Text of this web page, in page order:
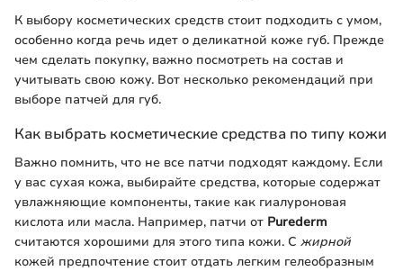
К выбору косметических средств стоит подходить с умом,
особенно когда речь идет о деликатной коже губ. Прежде
чем сделать покупку, важно посмотреть на состав и
учитывать свою кожу. Вот несколько рекомендаций при
выборе патчей для губ.
Как выбрать косметические средства по типу кожи
Важно помнить, что не все патчи подходят каждому. Если
у вас сухая кожа, выбирайте средства, которые содержат
увлажняющие компоненты, такие как гиалуроновая
кислота или масла. Например, патчи от Purederm
считаются хорошими для этого типа кожи. С жирной
кожей предпочтение стоит отдать легким гелеобразным